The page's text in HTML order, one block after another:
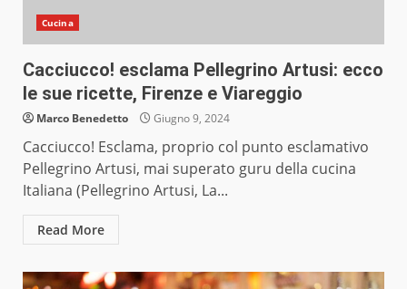
Cucina
Cacciucco! esclama Pellegrino Artusi: ecco
le sue ricette, Firenze e Viareggio
Marco Benedetto Giugno 9, 2024
Cacciucco! Esclama, proprio col punto esclamativo
Pellegrino Artusi, mai superato guru della cucina
Italiana (Pellegrino Artusi, La...
Read More